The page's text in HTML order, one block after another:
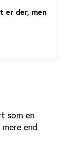
er der, men
som en
end